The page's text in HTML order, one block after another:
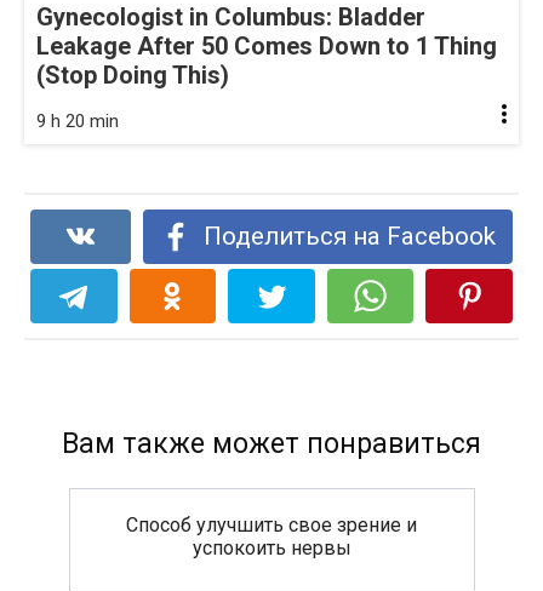
Gynecologist in Columbus: Bladder
Leakage After 50 Comes Down to 1 Thing
(Stop Doing This)
9 h 20 min
Поделиться на Facebook
Вам также может понравиться
Способ улучшить свое зрение и
успокоить нервы